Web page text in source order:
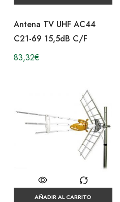
Antena TV UHF AC44
C21-69 15,5dB C/F
83,32€
AÑADIR AL CARRITO